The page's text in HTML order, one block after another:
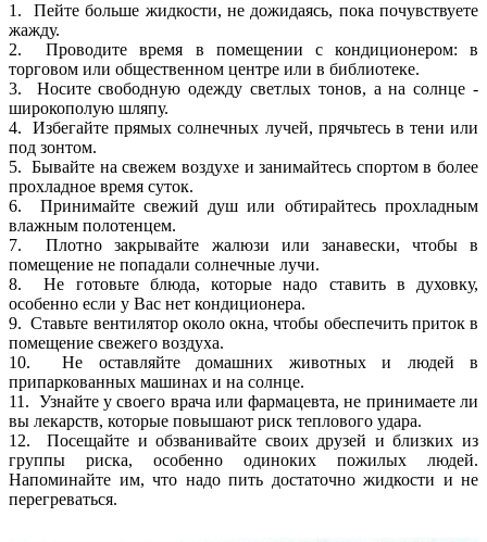
1. Пейте больше жидкости, не дожидаясь, пока почувствуете
жажду.
2. Проводите время в помещении с кондиционером: в
торговом или общественном центре или в библиотеке.
3. Носите свободную одежду светлых тонов, а на солнце -
широкополую шляпу.
4. Избегайте прямых солнечных лучей, прячьтесь в тени или
под зонтом.
5. Бывайте на свежем воздухе и занимайтесь спортом в более
прохладное время суток.
6. Принимайте свежий душ или обтирайтесь прохладным
влажным полотенцем.
7. Плотно закрывайте жалюзи или занавески, чтобы в
помещение не попадали солнечные лучи.
8. Не готовьте блюда, которые надо ставить в духовку,
особенно если у Вас нет кондиционера.
9. Ставьте вентилятор около окна, чтобы обеспечить приток в
помещение свежего воздуха.
10. Не оставляйте домашних животных и людей в
припаркованных машинах и на солнце.
11. Узнайте у своего врача или фармацевта, не принимаете ли
вы лекарств, которые повышают риск теплового удара.
12. Посещайте и обзванивайте своих друзей и близких из
группы риска, особенно одиноких пожилых людей.
Напоминайте им, что надо пить достаточно жидкости и не
перегреваться.